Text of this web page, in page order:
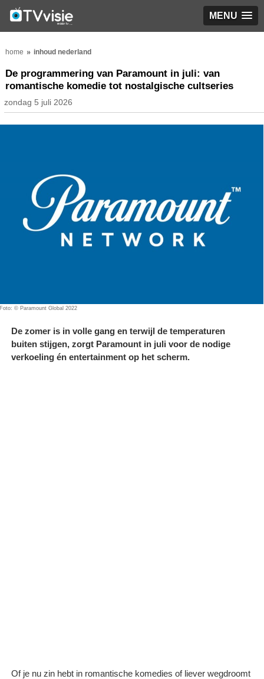
MENU
home inhoud nederland
De programmering van Paramount in juli: van
romantische komedie tot nostalgische cultseries
zondag 5 juli 2026
Foto: © Paramount Global 2022
De zomer is in volle gang en terwijl de temperaturen
buiten stijgen, zorgt Paramount in juli voor de nodige
verkoeling én entertainment op het scherm.
Of je nu zin hebt in romantische komedies of liever wegdroomt